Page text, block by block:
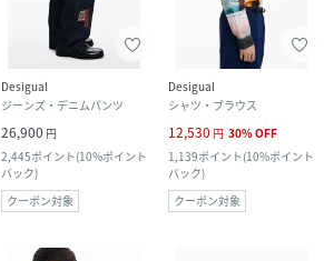
Desigual
ジーンズ・デニムパンツ
26,900 円
2,445ポイント(10%ポイント
バック)
クーポン対象
Desigual
シャツ・ブラウス
12,530 円 30%OFF
1,139ポイント(10%ポイント
バック)
クーポン対象